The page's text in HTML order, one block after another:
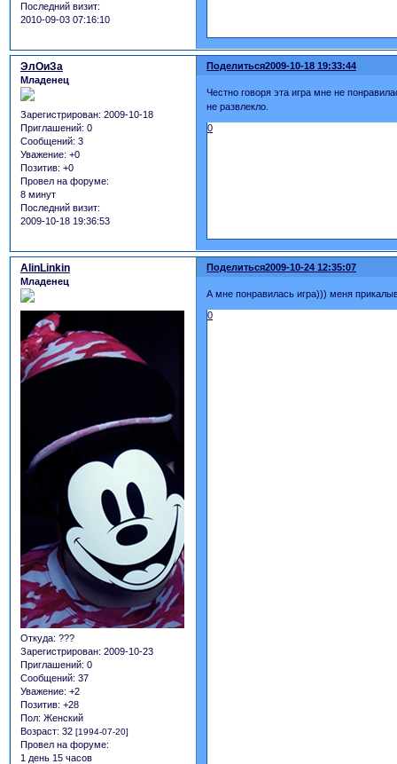
Последний визит:
2010-09-03 07:16:10
Поделиться2009-10-18 19:33:44
ЭлОиЗа
Младенец
Зарегистрирован: 2009-10-18
Приглашений: 0
Сообщений: 3
Уважение: +0
Позитив: +0
Провел на форуме:
8 минут
Последний визит:
2009-10-18 19:36:53
Честно говоря эта игра мне не
не развлекло.
0
Поделиться2009-10-24 12:35:07
AlinLinkin
Младенец
Откуда: ???
Зарегистрирован: 2009-10-23
Приглашений: 0
Сообщений: 37
Уважение: +2
Позитив: +28
Пол: Женский
Возраст: 32 [1994-07-20]
Провел на форуме:
1 день 15 часов
А мне понравилась игра))) меня
0